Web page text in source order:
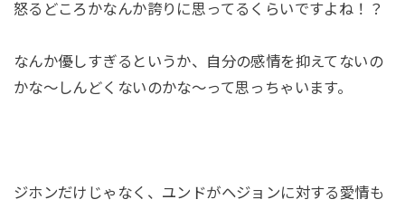
怒るどころかなんか誇りに思ってるくらいですよね！？
なんか優しすぎるというか、自分の感情を抑えてないの
かな～しんどくないのかな～って思っちゃいます。
ジホンだけじゃなく、ユンドがヘジョンに対する愛情も